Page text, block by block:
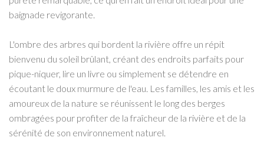
baignade revigorante.
L'ombre des arbres qui bordent la rivière offre un répit
bienvenu du soleil brûlant, créant des endroits parfaits pour
pique-niquer, lire un livre ou simplement se détendre en
écoutant le doux murmure de l'eau. Les familles, les amis et les
amoureux de la nature se réunissent le long des berges
ombragées pour profiter de la fraîcheur de la rivière et de la
sérénité de son environnement naturel.